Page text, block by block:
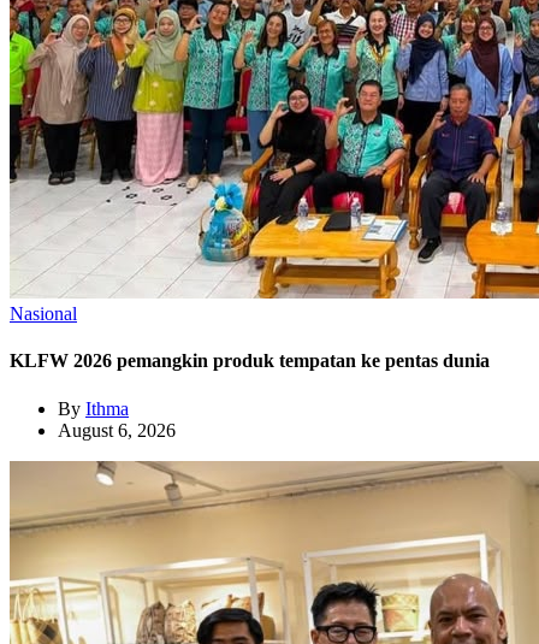
Nasional
KLFW 2026 pemangkin produk tempatan ke pentas dunia
By Ithma
August 6, 2026